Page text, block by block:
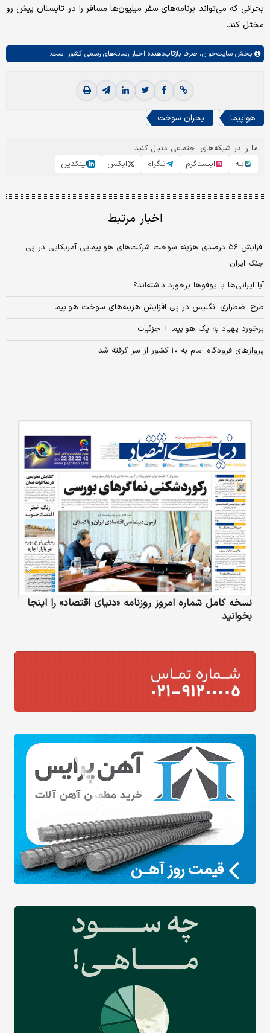
بحرانی که می‌تواند برنامه‌های سفر میلیون‌ها مسافر را در تابستان پیش رو
مختل کند.
بخش سایت‌خوان، صرفا بازتاب‌دهنده اخبار رسانه‌های رسمی کشور است.
هواپیما بحران سوخت
ما را در شبکه‌های اجتماعی دنبال کنید
بله
اینستاگرم تلگرام ایکس لینکدین
اخبار مرتبط
افزایش ۵۶ درصدی هزینه سوخت شرکت‌های هواپیمایی آمریکایی در پی
جنگ ایران
آیا ایرانی‌ها با یوفوها برخورد داشته‌اند؟
طرح اضطراری انگلیس در پی افزایش هزینه‌های سوخت هواپیما
برخورد پهپاد به یک هواپیما + جزئیات
پروازهای فرودگاه امام به ۱۰ کشور از سر گرفته شد
نسخه کامل شماره امروز روزنامه «دنیای‌ اقتصاد» را اینجا
بخوانید